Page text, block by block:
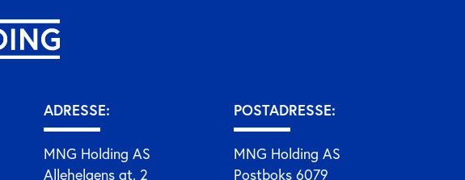
ADRESSE:
MNG Holding AS
Allehelgens gt. 2
POSTADRESSE:
MNG Holding AS
Postboks 6079